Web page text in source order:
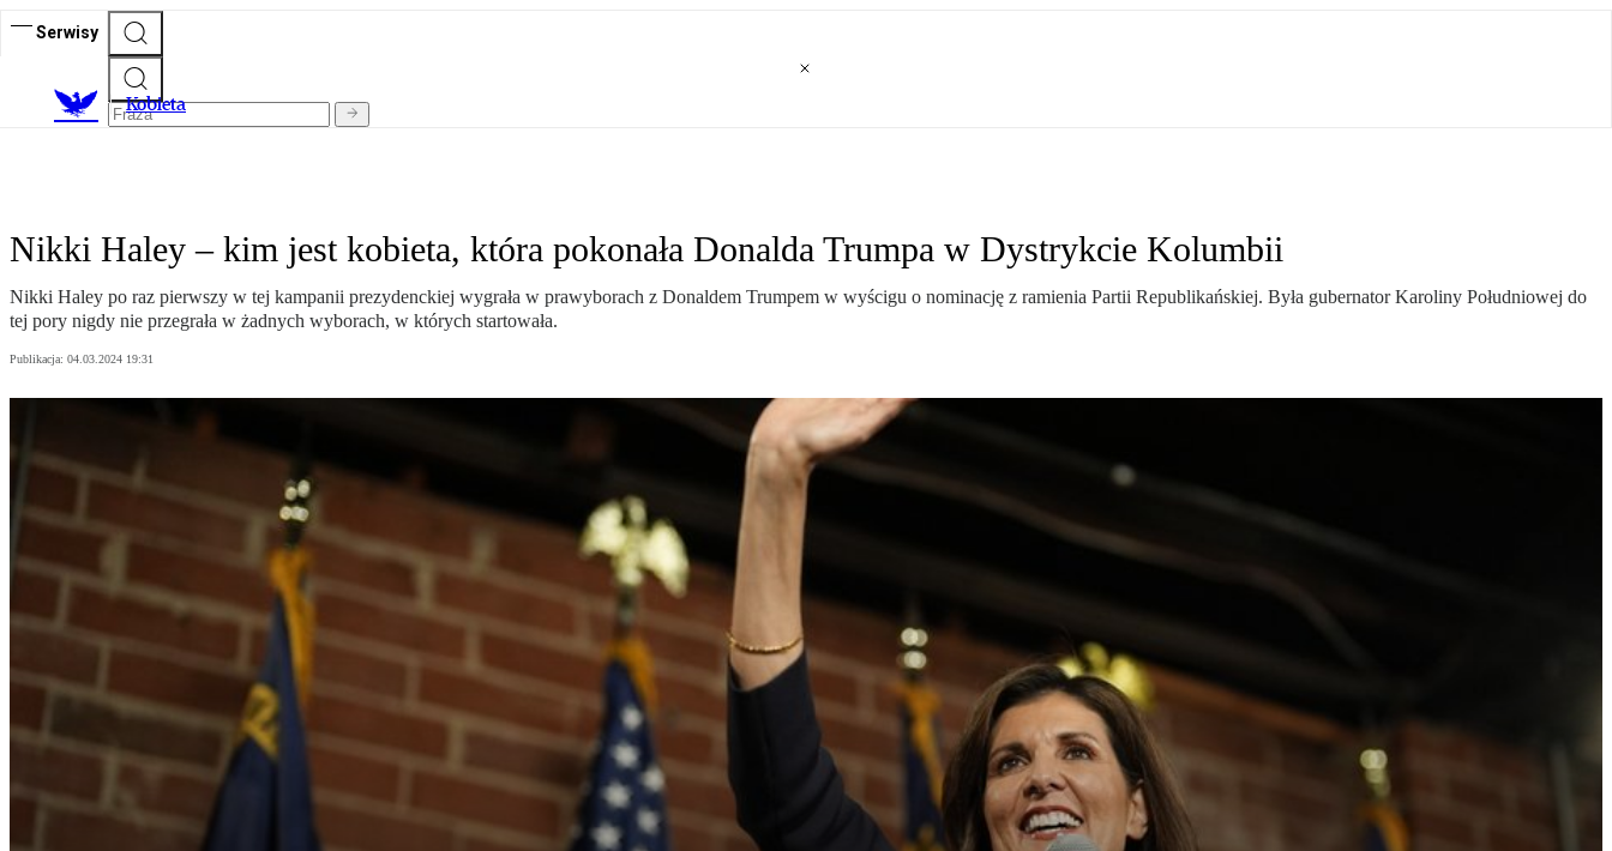
Serwisy
Kobieta
Nikki Haley – kim jest kobieta, która pokonała Donalda Trumpa w Dystrykcie Kolumbii
Nikki Haley po raz pierwszy w tej kampanii prezydenckiej wygrała w prawyborach z Donaldem Trumpem w wyścigu o nominację z ramienia Partii Republikańskiej. Była gubernator Karoliny Południowej do
tej pory nigdy nie przegrała w żadnych wyborach, w których startowała.
Publikacja: 04.03.2024 19:31